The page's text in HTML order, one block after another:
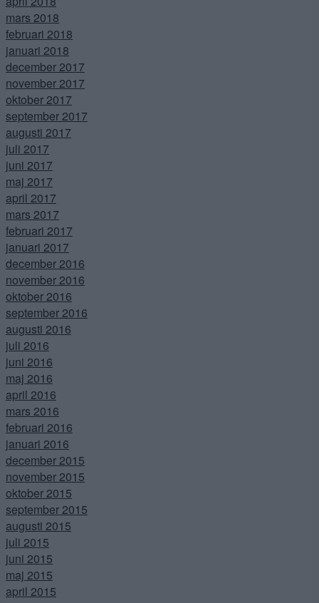
mars 2018
februari 2018
januari 2018
december 2017
november 2017
oktober 2017
september 2017
augusti 2017
juli 2017
juni 2017
maj 2017
april 2017
mars 2017
februari 2017
januari 2017
december 2016
november 2016
oktober 2016
september 2016
augusti 2016
juli 2016
juni 2016
maj 2016
april 2016
mars 2016
februari 2016
januari 2016
december 2015
november 2015
oktober 2015
september 2015
augusti 2015
juli 2015
juni 2015
maj 2015
april 2015